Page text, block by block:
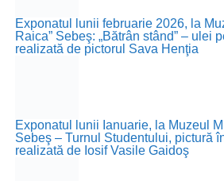
Exponatul lunii februarie 2026, la
Raica” Sebeş: „Bătrân stând” – ulei
realizată de pictorul Sava Henţia
Exponatul lunii Ianuarie, la Muzeul
Sebeş – Turnul Studentului, pictură
realizată de Iosif Vasile Gaidoş